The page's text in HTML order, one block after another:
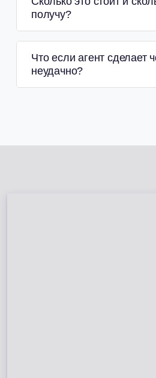
получу?
Что если агент сделает
неудачно?